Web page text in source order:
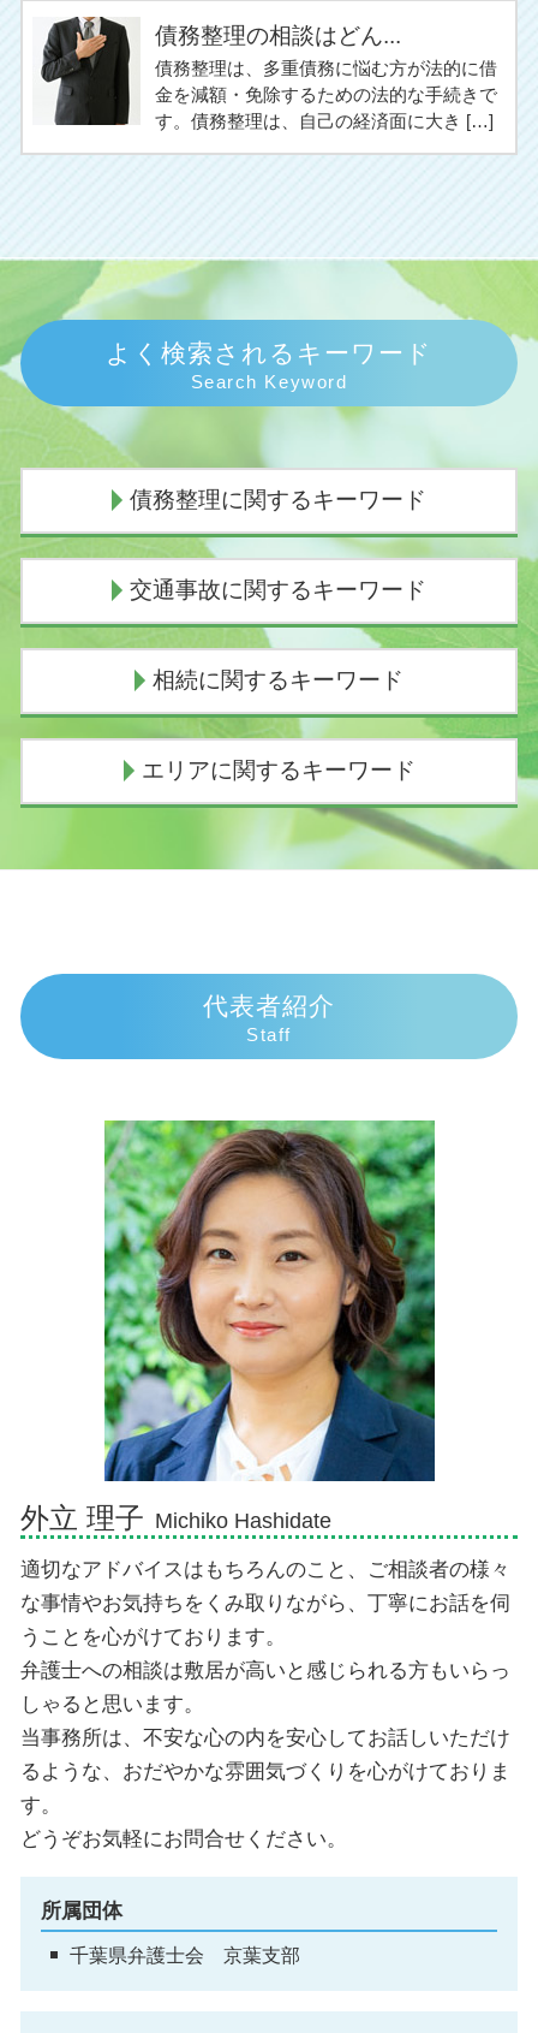
債務整理の相談はどん...
債務整理は、多重債務に悩む方が法的に借
金を減額・免除するための法的な手続きで
す。債務整理は、自己の経済面に大き […]
よく検索されるキーワード
Search Keyword
債務整理に関するキーワード
個人再生 費用 安い
任意整理とは わかりやすく
債務整理 弁護士 おすすめ
個人再生 費用
債務整理 デメリット 知恵袋
任意整理 弁護士 選び方
個人再生 費用 分割
任意整理 費用
交通事故に関するキーワード
交通事故 むちうち 慰謝料
過失割合とは
過失割合 誰が決める
死亡事故加害者
交通事故 示談交渉とは
物損事故 慰謝料
人身事故 行政処分
人身事故とは
損害賠償請求権
人身事故 慰謝料
人身事故 示談
相続に関するキーワード
法定相続人 兄弟
相続放棄 手続き
祖母 遺産相続 孫
遺産相続 期限
遺産 孫 どのくらい
限定承認 わかりやすく
成年後見人 権限
相続人 順位
相続放棄 手続き 自分で
独身の兄 相続
エリアに関するキーワード
相続 弁護士 沼津市
債務整理 弁護士 熱海市
交通事故 弁護士 沼津市
債務整理 弁護士 富士市
債務整理 弁護士 三島市
相続 弁護士 伊豆市
債務整理 弁護士 伊豆市
相続 弁護士 伊東市
相続 弁護士 熱海市
交通事故 弁護士 熱海市
交通事故 弁護士 御殿場市
債務整理 弁護士 伊東市
債務整理 弁護士 御殿場市
代表者紹介
Staff
外立 理子 Michiko Hashidate
適切なアドバイスはもちろんのこと、ご相談者の様々
な事情やお気持ちをくみ取りながら、丁寧にお話を伺
うことを心がけております。
弁護士への相談は敷居が高いと感じられる方もいらっ
しゃると思います。
当事務所は、不安な心の内を安心してお話しいただけ
るような、おだやかな雰囲気づくりを心がけておりま
す。
どうぞお気軽にお問合せください。
所属団体
千葉県弁護士会 京葉支部